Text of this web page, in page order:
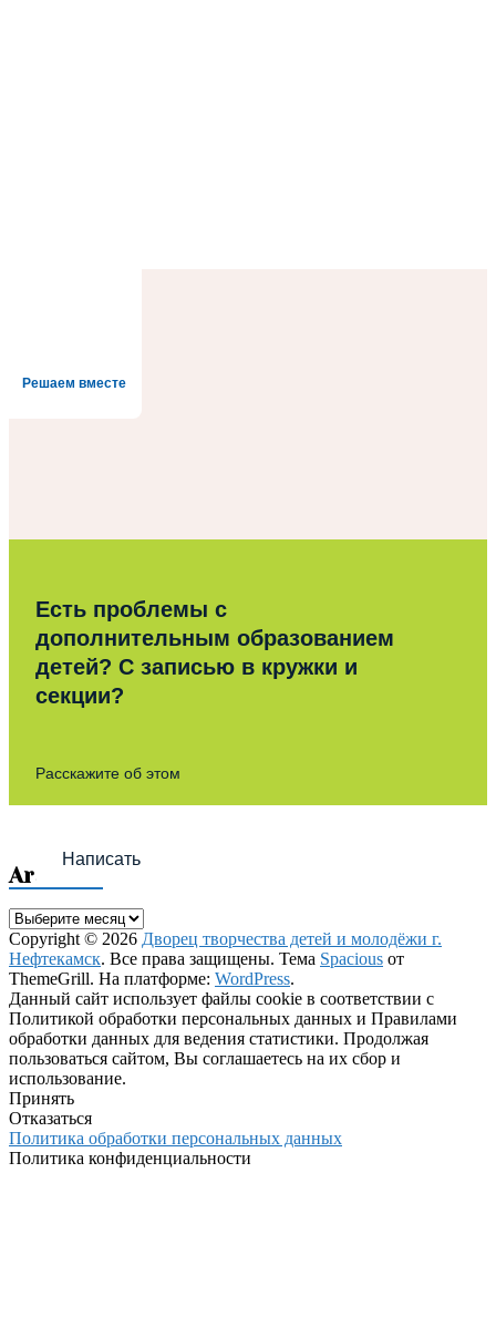
Решаем вместе
Есть проблемы с
дополнительным образованием
детей? С записью в кружки и
секции?
Расскажите об этом
Написать
Archives
Archives
Copyright © 2026 Дворец творчества детей и молодёжи г.
Нефтекамск. Все права защищены. Тема Spacious от
ThemeGrill. На платформе: WordPress.
Данный сайт использует файлы cookie в соответствии с
Политикой обработки персональных данных и Правилами
обработки данных для ведения статистики. Продолжая
пользоваться сайтом, Вы соглашаетесь на их сбор и
использование.
Принять
Отказаться
Политика обработки персональных данных
Политика конфиденциальности